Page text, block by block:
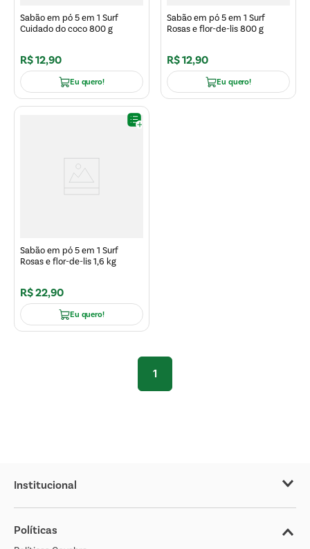
Sabão em pó 5 em 1 Surf
Cuidado do coco 800 g
R$12,90
Eu quero!
Sabão em pó 5 em 1 Surf
Rosas e flor-de-lis 800 g
R$12,90
Eu quero!
Sabão em pó 5 em 1 Surf
Rosas e flor-de-lis 1,6 kg
R$22,90
Eu quero!
1
Institucional
Sobre o Covabra
Nossas Lojas
Políticas